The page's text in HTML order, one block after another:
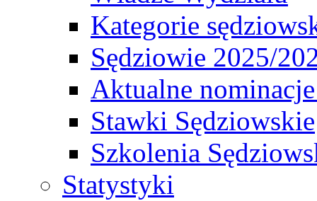
Kategorie
Sędziowie 2025/
Aktualne
Stawki Sędziowskie
Szkolenia
Statystyki